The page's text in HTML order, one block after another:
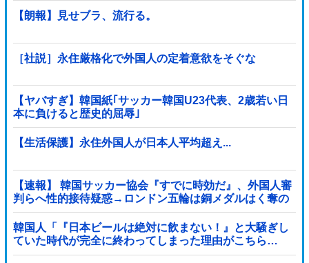
【朗報】見せブラ、流行る。
［社説］永住厳格化で外国人の定着意欲をそぐな
【ヤバすぎ】韓国紙｢サッカー韓国U23代表、2歳若い日
本に負けると歴史的屈辱｣
【生活保護】永住外国人が日本人平均超え...
【速報】 韓国サッカー協会『すでに時効だ』、外国人審
判らへ性的接待疑惑→ロンドン五輪は銅メダルはく奪の
可能性「審判の国籍は日本、UAE、イラン」
韓国人「『日本ビールは絶対に飲まない！』と大騒ぎし
ていた時代が完全に終わってしまった理由がこちら…
（ブルブル」＝韓国の反応